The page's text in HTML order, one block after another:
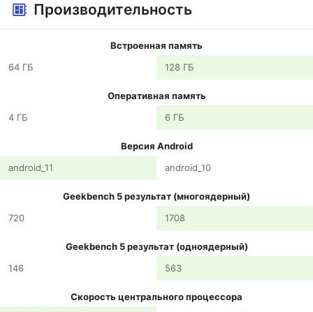
Производительность
Встроенная память
64 ГБ
128 ГБ
Оперативная память
4 ГБ
6 ГБ
Версия Android
android_11
android_10
Geekbench 5 результат (многоядерный)
720
1708
Geekbench 5 результат (одноядерный)
146
563
Скорость центрального процессора